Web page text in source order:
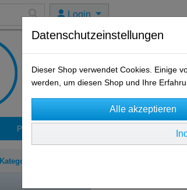
Login
Produkte
Kategorien
Datenschutzeinstellungen
Dieser Shop verwendet Cookies. Einige
werden, um diesen Shop und Ihre